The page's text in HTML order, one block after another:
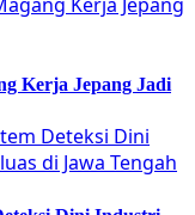
Kerja Jepang Jadi